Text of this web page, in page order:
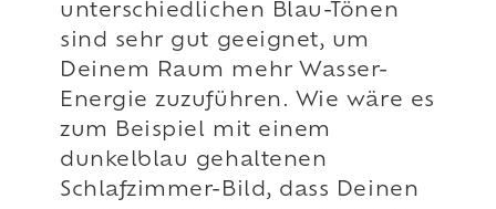
unterschiedlichen Blau-Tönen
sind sehr gut geeignet, um
Deinem Raum mehr Wasser-
Energie zuzuführen. Wie wäre es
zum Beispiel mit einem
dunkelblau gehaltenen
Schlafzimmer-Bild, dass Deinen